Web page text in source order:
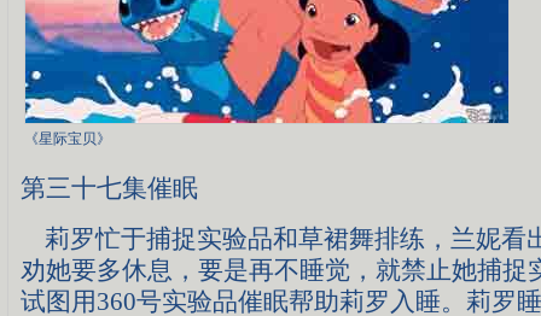
《星际宝贝》
第三十七集催眠
莉罗忙于捕捉实验品和草裙舞排练，兰妮看
劝她要多休息，要是再不睡觉，就禁止她捕捉
试图用360号实验品催眠帮助莉罗入睡。莉罗